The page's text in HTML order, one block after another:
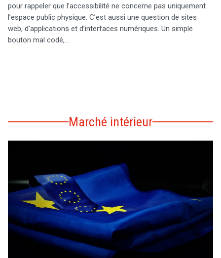
pour rappeler que l’accessibilité ne concerne pas uniquement
l’espace public physique. C’est aussi une question de sites
web, d’applications et d’interfaces numériques. Un simple
bouton mal codé,…
Marché intérieur